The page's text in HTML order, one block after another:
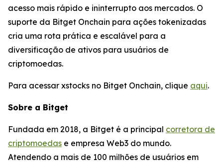
acesso mais rápido e ininterrupto aos mercados. O
suporte da Bitget Onchain para ações tokenizadas
cria uma rota prática e escalável para a
diversificação de ativos para usuários de
criptomoedas.
Para acessar xstocks no Bitget Onchain, clique aqui.
Sobre a Bitget
Fundada em 2018, a Bitget é a principal corretora de
criptomoedas e empresa Web3 do mundo.
Atendendo a mais de 100 milhões de usuários em